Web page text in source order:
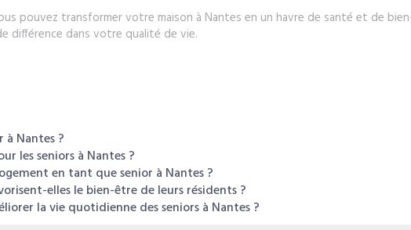
pouvez transformer votre maison à Nantes en un havre de santé et de
différence dans votre qualité de vie.
Nantes ?
les seniors à Nantes ?
en tant que senior à Nantes ?
elles le bien-être de leurs résidents ?
la vie quotidienne des seniors à Nantes ?